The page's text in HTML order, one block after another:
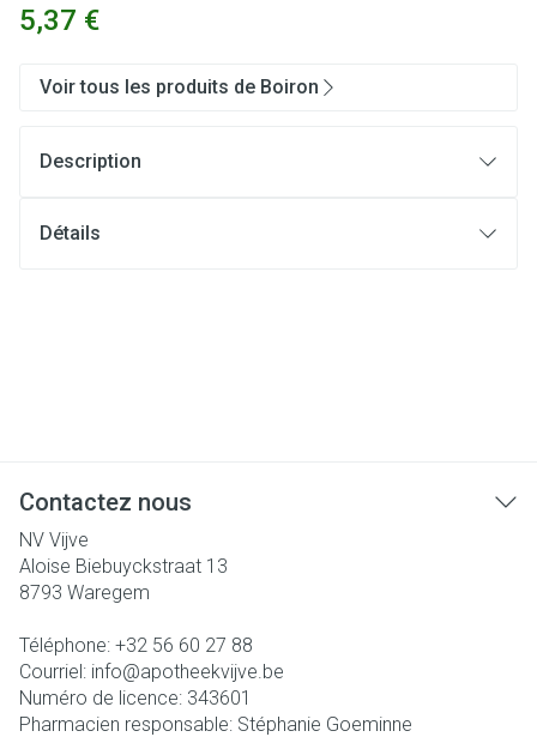
5,37 €
Voir tous les produits de Boiron
Description
Détails
Contactez nous
NV Vijve
Aloise Biebuyckstraat 13
8793 Waregem
Téléphone: +32 56 60 27 88
Courriel: info@apotheekvijve.be
Numéro de licence: 343601
Pharmacien responsable: Stéphanie Goeminne